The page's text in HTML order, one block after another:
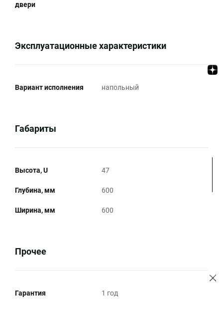
двери
Эксплуатационные характеристики
Вариант исполнения напольный
Габариты
Высота, U 47
Глубина, мм 600
Ширина, мм 600
Прочее
Гарантия 1 год